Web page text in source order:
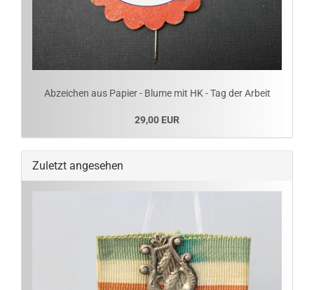
Abzeichen aus Papier - Blume mit HK - Tag der Arbeit
29,00 EUR
Zuletzt angesehen